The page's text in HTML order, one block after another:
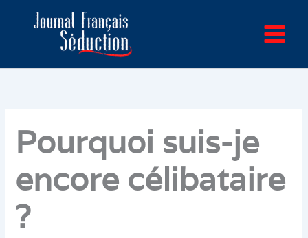
Pourquoi suis-je
encore célibataire
?